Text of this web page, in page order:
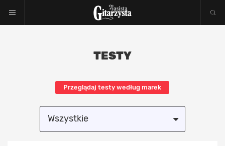
TESTY
Przeglądaj testy według marek
Wszystkie